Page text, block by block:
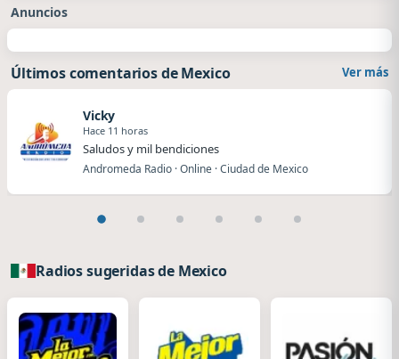
Anuncios
Últimos comentarios de Mexico Ver más
Vicky
Hace 11 horas
Saludos y mil bendiciones
Andromeda Radio · Online · Ciudad de Mexico
Radios sugeridas de Mexico